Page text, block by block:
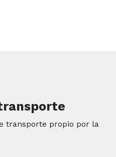
transporte propio por la